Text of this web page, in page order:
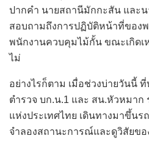
ปากคำ นายสถานีมักกะสัน และ
สอบถามถึงการปฏิบัติหน้าที่ของ
พนักงานควบคุมไม้กั้น ขณะเกิดเ
ไม่
อย่างไรก็ตาม เมื่อช่วงบ่ายวันนี้
ตำรวจ บก.น.1 และ สน.หัวหมาก
แห่งประเทศไทย เดินทางมาขึ้น
จำลองสถานะการณ์และดูวิสัยขอ